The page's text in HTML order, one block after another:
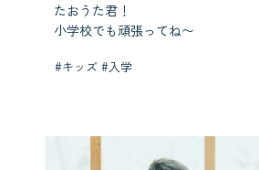
たおうた君！
小学校でも頑張ってね〜
#キッズ #入学